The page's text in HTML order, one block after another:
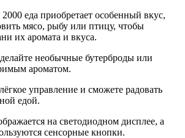
еда приобретает особенный вкус,
мясо, рыбу или птицу, чтобы
их аромата и вкуса.
необычные бутерброды или
ароматом.
управление и сможете радовать
едой.
на светодиодном дисплее, а
сенсорные кнопки.